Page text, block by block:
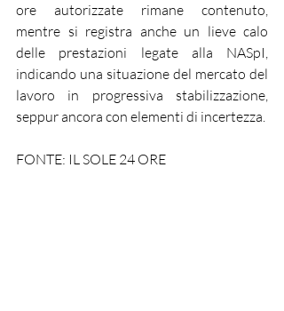
ore autorizzate rimane contenuto,
mentre si registra anche un lieve calo
delle prestazioni legate alla NASpI,
indicando una situazione del mercato del
lavoro in progressiva stabilizzazione,
seppur ancora con elementi di incertezza.
FONTE: IL SOLE 24 ORE